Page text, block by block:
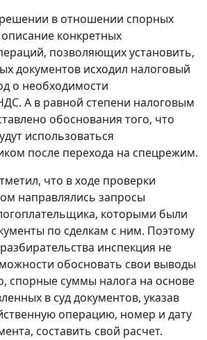
в отношении спорных
описание конкретных
позволяющих установить,
документов исходил налоговый
о необходимости
А в равной степени налоговым
обоснования того, что
использоваться
после перехода на спецрежим.
что в ходе проверки
направлялись запросы
которыми были
по сделкам с ним. Поэтому
инспекция не
обосновать свои выводы
спорные суммы налога на основе
в суд документов, указав
операцию, номер и дату
составить свой расчет.